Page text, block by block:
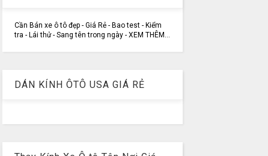
Cần Bán xe ô tô đẹp - Giá Rẻ - Bao test - Kiểm
tra - Lái thử - Sang tên trong ngày - XEM THÊM...
DÁN KÍNH ÔTÔ USA GIÁ RẺ